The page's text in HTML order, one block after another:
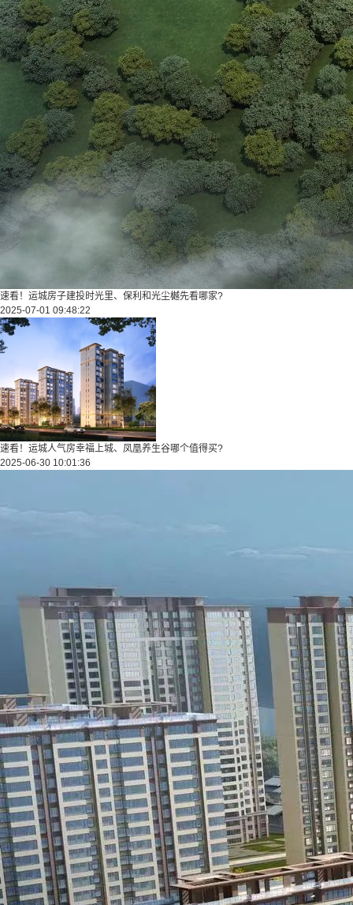
速看！运城房子建投时光里、保利和光尘樾先看哪家?
2025-07-01 09:48:22
速看！运城人气房幸福上城、凤凰养生谷哪个值得买?
2025-06-30 10:01:36